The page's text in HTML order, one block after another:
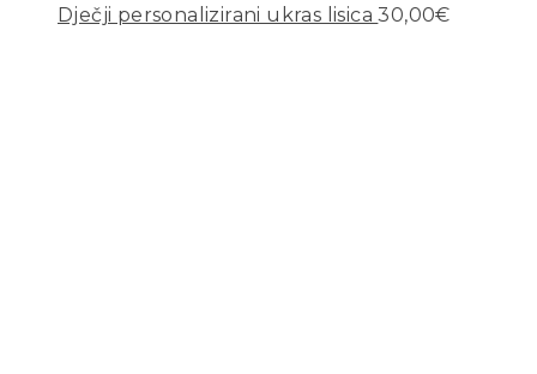
Dječji personalizirani ukras lisica 30,00€